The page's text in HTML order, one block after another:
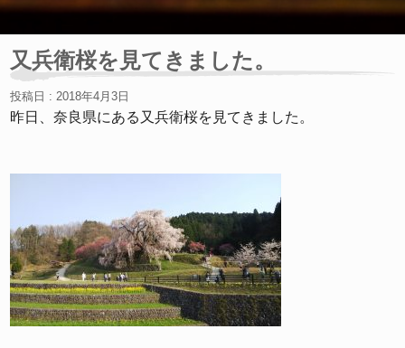
又兵衛桜を見てきました。
投稿日 : 2018年4月3日
昨日、奈良県にある又兵衛桜を見てきました。